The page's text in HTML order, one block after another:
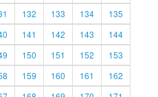
132 133 134
135
141 142 143
144
150 151 152
153
159 160 161
162